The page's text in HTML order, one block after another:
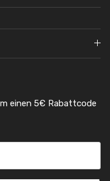
einen 5€ Rabattcode